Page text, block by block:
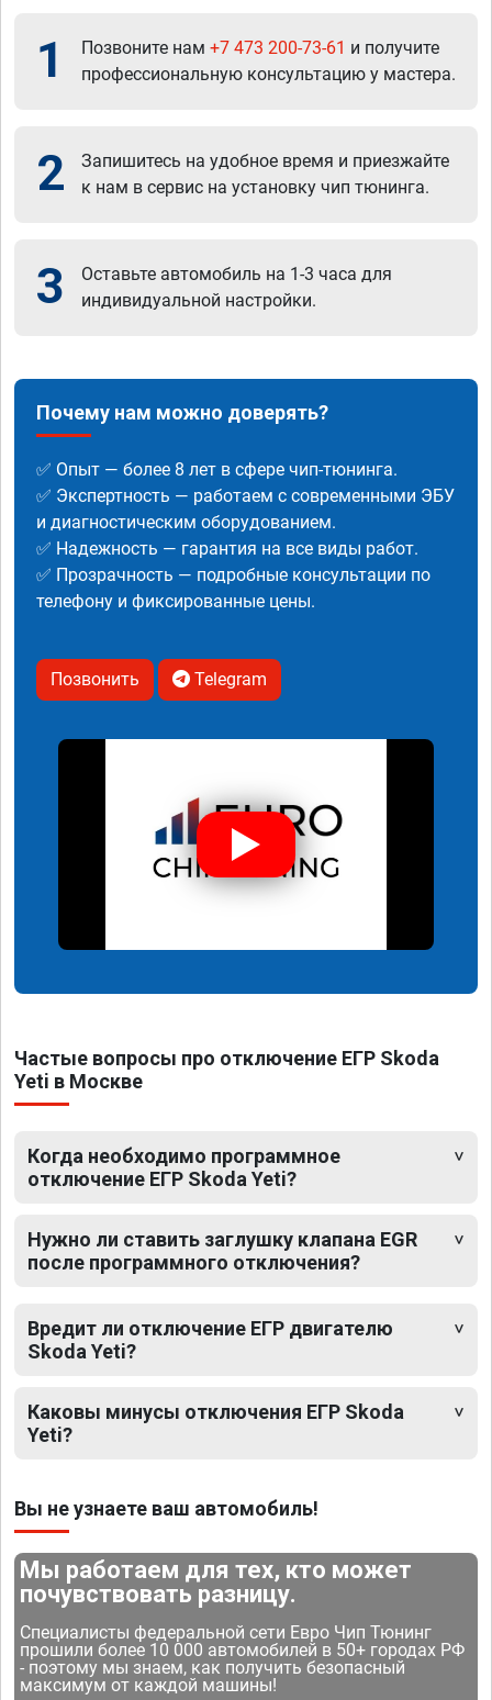
1 Позвоните нам +7 473 200-73-61 и получите
профессиональную консультацию у мастера.
2
Запишитесь на удобное время и приезжайте
к нам в сервис на установку чип тюнинга.
3
Оставьте автомобиль на 1-3 часа для
индивидуальной настройки.
Почему нам можно доверять?
✅ Опыт — более 8 лет в сфере чип-тюнинга.
✅ Экспертность — работаем с современными ЭБУ
и диагностическим оборудованием.
✅ Надежность — гарантия на все виды работ.
✅ Прозрачность — подробные консультации по
телефону и фиксированные цены.
Позвонить Telegram
Частые вопросы про отключение ЕГР Skoda
Yeti в Москве
Когда необходимо программное
отключение ЕГР Skoda Yeti?
Нужно ли ставить заглушку клапана EGR
после программного отключения?
Вредит ли отключение ЕГР двигателю
Skoda Yeti?
Каковы минусы отключения ЕГР Skoda
Yeti?
Вы не узнаете ваш автомобиль!
Мы работаем для тех, кто может
почувствовать разницу.
Специалисты федеральной сети Евро Чип Тюнинг
прошили более 10 000 автомобилей в 50+ городах РФ
- поэтому мы знаем, как получить безопасный
максимум от каждой машины!